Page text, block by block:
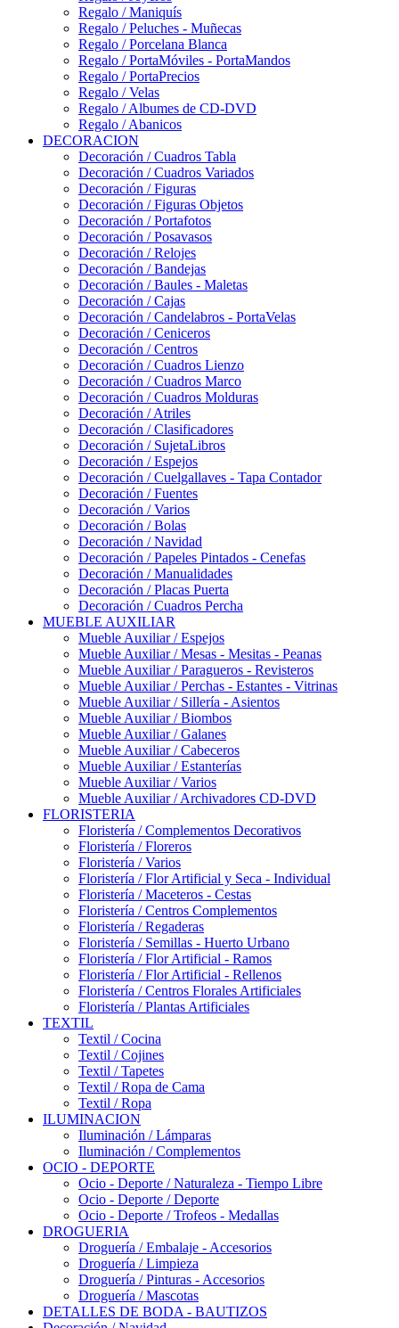
Regalo / Maniquís
Regalo / Peluches - Muñecas
Regalo / Porcelana Blanca
Regalo / PortaMóviles - PortaMandos
Regalo / PortaPrecios
Regalo / Velas
Regalo / Albumes de CD-DVD
Regalo / Abanicos
DECORACION
Decoración / Cuadros Tabla
Decoración / Cuadros Variados
Decoración / Figuras
Decoración / Figuras Objetos
Decoración / Portafotos
Decoración / Posavasos
Decoración / Relojes
Decoración / Bandejas
Decoración / Baules - Maletas
Decoración / Cajas
Decoración / Candelabros - PortaVelas
Decoración / Ceniceros
Decoración / Centros
Decoración / Cuadros Lienzo
Decoración / Cuadros Marco
Decoración / Cuadros Molduras
Decoración / Atriles
Decoración / Clasificadores
Decoración / SujetaLibros
Decoración / Espejos
Decoración / Cuelgallaves - Tapa Contador
Decoración / Fuentes
Decoración / Varios
Decoración / Bolas
Decoración / Navidad
Decoración / Papeles Pintados - Cenefas
Decoración / Manualidades
Decoración / Placas Puerta
Decoración / Cuadros Percha
MUEBLE AUXILIAR
Mueble Auxiliar / Espejos
Mueble Auxiliar / Mesas - Mesitas - Peanas
Mueble Auxiliar / Paragueros - Revisteros
Mueble Auxiliar / Perchas - Estantes - Vitrinas
Mueble Auxiliar / Sillería - Asientos
Mueble Auxiliar / Biombos
Mueble Auxiliar / Galanes
Mueble Auxiliar / Cabeceros
Mueble Auxiliar / Estanterías
Mueble Auxiliar / Varios
Mueble Auxiliar / Archivadores CD-DVD
FLORISTERIA
Floristería / Complementos Decorativos
Floristería / Floreros
Floristería / Varios
Floristería / Flor Artificial y Seca - Individual
Floristería / Maceteros - Cestas
Floristería / Centros Complementos
Floristería / Regaderas
Floristería / Semillas - Huerto Urbano
Floristería / Flor Artificial - Ramos
Floristería / Flor Artificial - Rellenos
Floristería / Centros Florales Artificiales
Floristería / Plantas Artificiales
TEXTIL
Textil / Cocina
Textil / Cojines
Textil / Tapetes
Textil / Ropa de Cama
Textil / Ropa
ILUMINACION
Iluminación / Lámparas
Iluminación / Complementos
OCIO - DEPORTE
Ocio - Deporte / Naturaleza - Tiempo Libre
Ocio - Deporte / Deporte
Ocio - Deporte / Trofeos - Medallas
DROGUERIA
Droguería / Embalaje - Accesorios
Droguería / Limpieza
Droguería / Pinturas - Accesorios
Droguería / Mascotas
DETALLES DE BODA - BAUTIZOS